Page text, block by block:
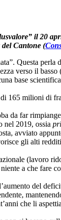
il 20
del Cantone (
Questa
verso il basso
base
milioni di
da far
nel 2019, ossia
avviato
gli alti
(lavoro
a che
del
che li